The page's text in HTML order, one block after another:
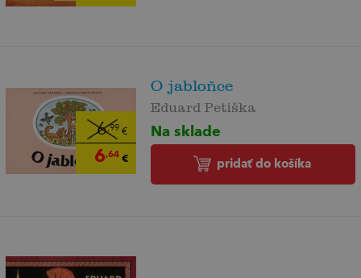
6,99 €
6,64€
O jabloňce
Eduard Petiška
Na sklade
pridať do košíka